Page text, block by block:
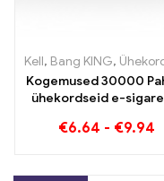
Kell, Bang KING, Ühekordsed e-sigaretid
Kogemused 30000
ühekordseid e-
Blueberry Ice kohtub
€6.64 - €9.94